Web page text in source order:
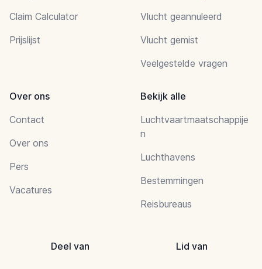
Claim Calculator
Prijslijst
Vlucht geannuleerd
Vlucht gemist
Veelgestelde vragen
Over ons
Contact
Over ons
Pers
Vacatures
Bekijk alle
Luchtvaartmaatschappije
n
Luchthavens
Bestemmingen
Reisbureaus
Deel van Lid van